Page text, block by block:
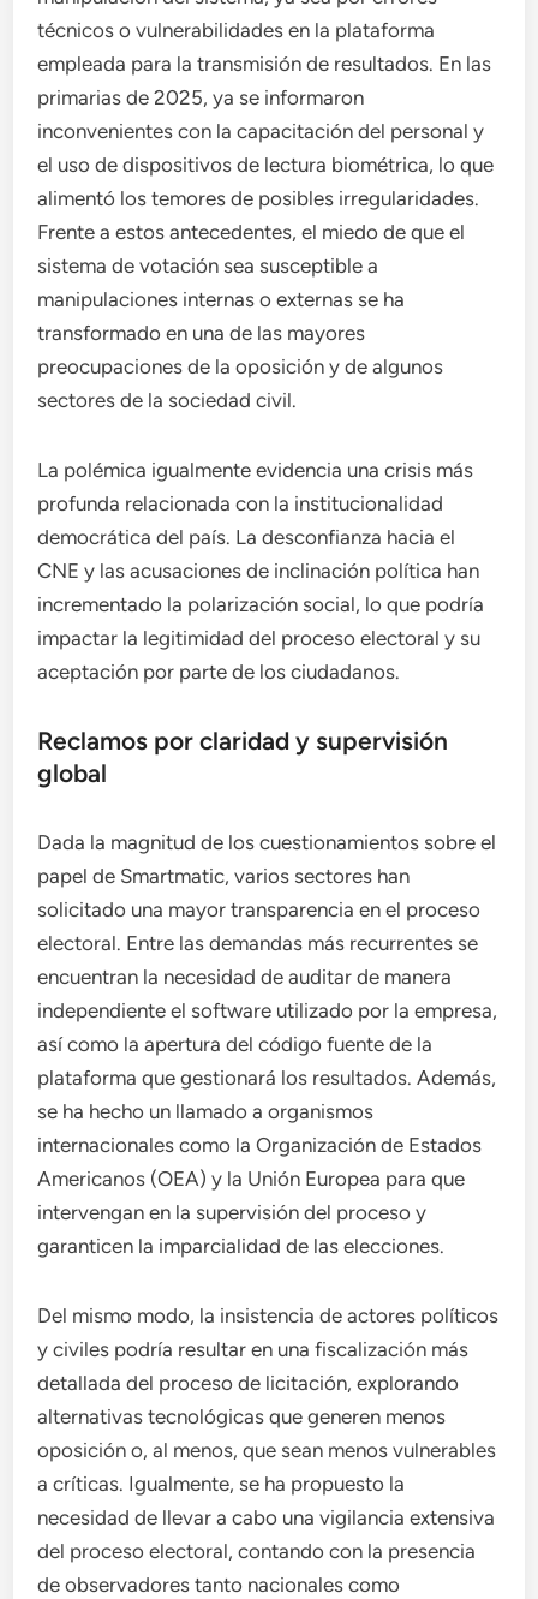
técnicos o vulnerabilidades en la plataforma
empleada para la transmisión de resultados. En las
primarias de 2025, ya se informaron
inconvenientes con la capacitación del personal y
el uso de dispositivos de lectura biométrica, lo que
alimentó los temores de posibles irregularidades.
Frente a estos antecedentes, el miedo de que el
sistema de votación sea susceptible a
manipulaciones internas o externas se ha
transformado en una de las mayores
preocupaciones de la oposición y de algunos
sectores de la sociedad civil.
La polémica igualmente evidencia una crisis más
profunda relacionada con la institucionalidad
democrática del país. La desconfianza hacia el
CNE y las acusaciones de inclinación política han
incrementado la polarización social, lo que podría
impactar la legitimidad del proceso electoral y su
aceptación por parte de los ciudadanos.
Reclamos por claridad y supervisión
global
Dada la magnitud de los cuestionamientos sobre el
papel de Smartmatic, varios sectores han
solicitado una mayor transparencia en el proceso
electoral. Entre las demandas más recurrentes se
encuentran la necesidad de auditar de manera
independiente el software utilizado por la empresa,
así como la apertura del código fuente de la
plataforma que gestionará los resultados. Además,
se ha hecho un llamado a organismos
internacionales como la Organización de Estados
Americanos (OEA) y la Unión Europea para que
intervengan en la supervisión del proceso y
garanticen la imparcialidad de las elecciones.
Del mismo modo, la insistencia de actores políticos
y civiles podría resultar en una fiscalización más
detallada del proceso de licitación, explorando
alternativas tecnológicas que generen menos
oposición o, al menos, que sean menos vulnerables
a críticas. Igualmente, se ha propuesto la
necesidad de llevar a cabo una vigilancia extensiva
del proceso electoral, contando con la presencia
de observadores tanto nacionales como